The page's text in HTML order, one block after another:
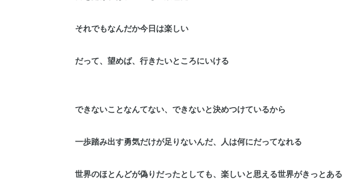
それでもなんだか今日は楽しい
だって、望めば、行きたいところにいける
できないことなんてない、できないと決めつけているから
一歩踏み出す勇気だけが足りないんだ、人は何にだってなれる
世界のほとんどが偽りだったとしても、楽しいと思える世界がきっとある